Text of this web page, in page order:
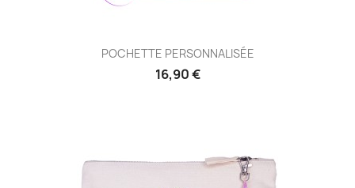
POCHETTE PERSONNALISÉE
16,90 €